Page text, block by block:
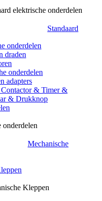
elektrische onderdelen
Standaard
onderdelen
draden
onderdelen
adapters
& Timer &
& Drukknop
onderdelen
Mechanische
Kleppen